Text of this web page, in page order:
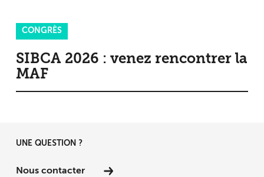
CONGRÈS
SIBCA 2026 : venez rencontrer la
MAF
UNE QUESTION ?
Nous contacter